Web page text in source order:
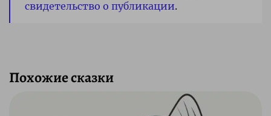
свидетельство о публикации.
Похожие сказки